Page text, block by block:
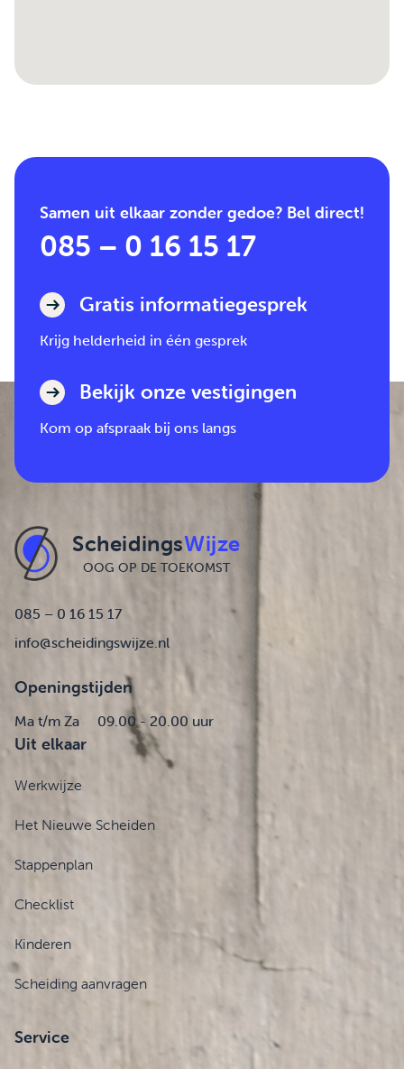
Samen uit elkaar zonder gedoe? Bel direct!
085 – 0 16 15 17
Gratis informatiegesprek
Krijg helderheid in één gesprek
Bekijk onze vestigingen
Kom op afspraak bij ons langs
ScheidingsWijze
OOG OP DE TOEKOMST
085 – 0 16 15 17
info@scheidingswijze.nl
Openingstijden
Ma t/m Za 09.00 - 20.00 uur
Uit elkaar
Werkwijze
Het Nieuwe Scheiden
Stappenplan
Checklist
Kinderen
Scheiding aanvragen
Service